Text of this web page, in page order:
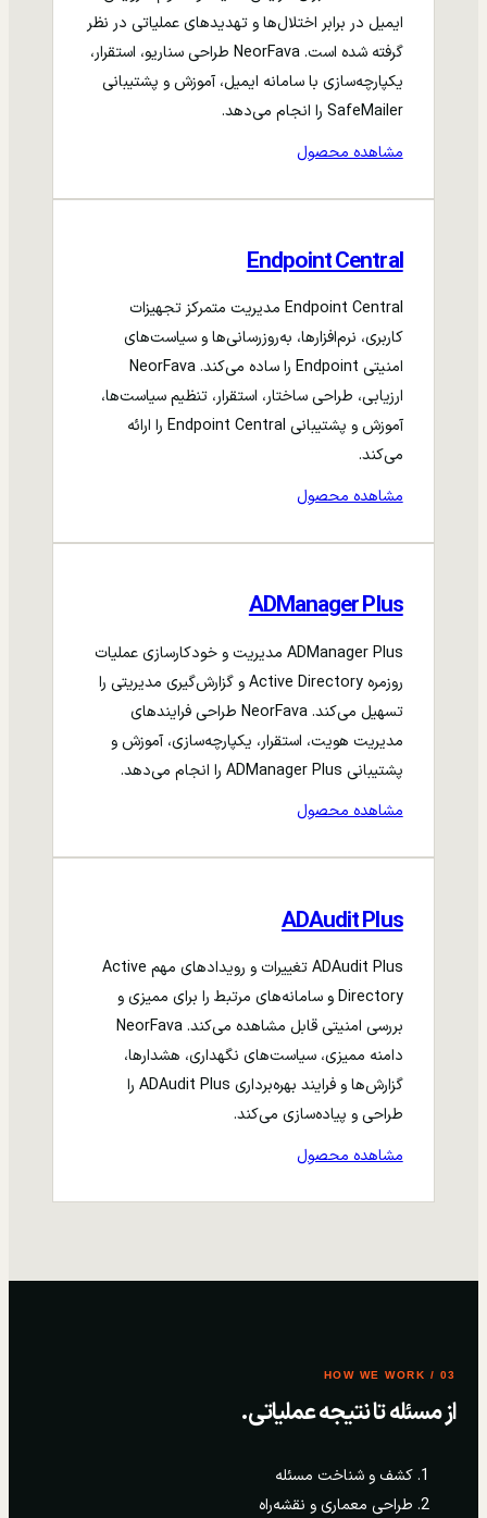
ایمیل در برابر اختلال‌ها و تهدیدهای عملیاتی در نظر
گرفته شده است. NeorFava طراحی سناریو، استقرار،
یکپارچه‌سازی با سامانه ایمیل، آموزش و پشتیبانی
SafeMailer را انجام می‌دهد.
مشاهده محصول
Endpoint Central
Endpoint Central مدیریت متمرکز تجهیزات
کاربری، نرم‌افزارها، به‌روزرسانی‌ها و سیاست‌های
امنیتی Endpoint را ساده می‌کند. NeorFava
ارزیابی، طراحی ساختار، استقرار، تنظیم سیاست‌ها،
آموزش و پشتیبانی Endpoint Central را ارائه
می‌کند.
مشاهده محصول
ADManager Plus
ADManager Plus مدیریت و خودکارسازی عملیات
روزمره Active Directory و گزارش‌گیری مدیریتی را
تسهیل می‌کند. NeorFava طراحی فرایندهای
مدیریت هویت، استقرار، یکپارچه‌سازی، آموزش و
پشتیبانی ADManager Plus را انجام می‌دهد.
مشاهده محصول
ADAudit Plus
ADAudit Plus تغییرات و رویدادهای مهم Active
Directory و سامانه‌های مرتبط را برای ممیزی و
بررسی امنیتی قابل مشاهده می‌کند. NeorFava
دامنه ممیزی، سیاست‌های نگهداری، هشدارها،
گزارش‌ها و فرایند بهره‌برداری ADAudit Plus را
طراحی و پیاده‌سازی می‌کند.
مشاهده محصول
03 / HOW WE WORK
از مسئله تا نتیجه عملیاتی.
کشف و شناخت مسئله
طراحی معماری و نقشه‌راه